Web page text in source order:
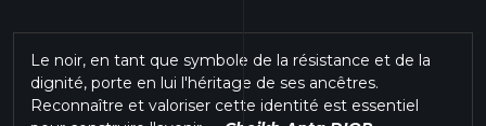
Le noir, en tant que symbole de la résistance et de la
dignité, porte en lui l'héritage de ses ancêtres.
Reconnaître et valoriser cette identité est essentiel